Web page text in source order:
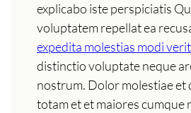
explicabo iste perspiciatis
voluptatem repellat ea
expedita molestias modi
distinctio voluptate neque
nostrum. Dolor molestiae et
totam et et maiores cumque